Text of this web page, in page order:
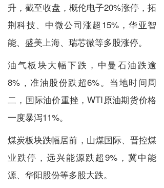
升，截至收盘，概伦电子20%涨停，拓
荆科技、中微公司涨超15%，华亚智
能、盛美上海、瑞芯微等多股涨停。
油气板块大幅下跌，中曼石油跌逾
8%，准油股份跌超6%。当地时间周
二，国际油价重挫，WTI原油期货价格
一度暴泻11%。
煤炭板块跌幅居前，山煤国际、晋控煤
业跌停，远兴能源跌超9%，冀中能
源、华阳股份等多股大跌。